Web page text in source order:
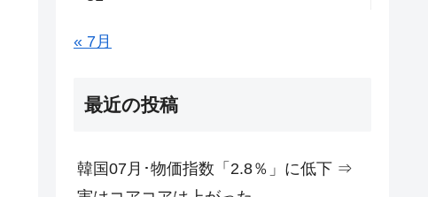
« 7月
最近の投稿
韓国07月･物価指数「2.8％」に低下 ⇒